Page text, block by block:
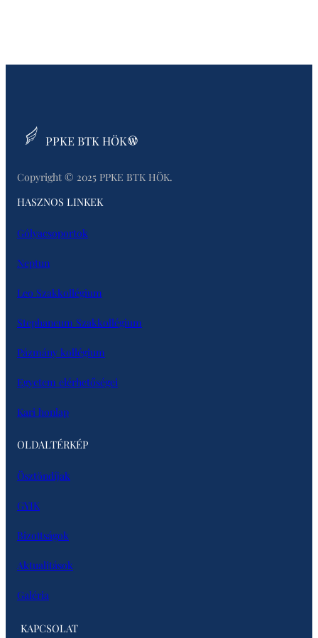
PPKE BTK HÖKBelépés
Copyright © 2025 PPKE BTK HÖK.
HASZNOS LINKEK
Gólyacsoportok
Neptun
Leo Szakkollégium
Stephaneum Szakkollégium
Pázmány kollégium
Egyetem elérhetőségei
Kari honlap
OLDALTÉRKÉP
Ösztöndíjak
GYIK
Bizottságok
Aktualitások
Galéria
KAPCSOLAT